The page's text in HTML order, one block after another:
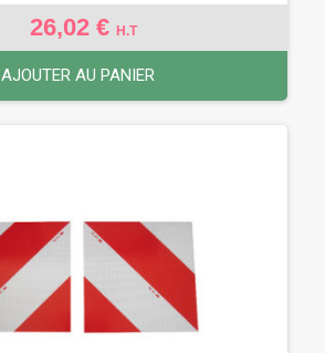
26,02 € H.T
AJOUTER AU PANIER